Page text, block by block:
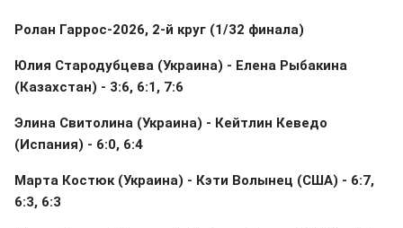
Ролан Гаррос-2026, 2-й круг (1/32 финала)
Юлия Стародубцева (Украина) - Елена Рыбакина
(Казахстан) - 3:6, 6:1, 7:6
Элина Свитолина (Украина) - Кейтлин Кеведо
(Испания) - 6:0, 6:4
Марта Костюк (Украина) - Кэти Волынец (США) - 6:7,
6:3, 6:3